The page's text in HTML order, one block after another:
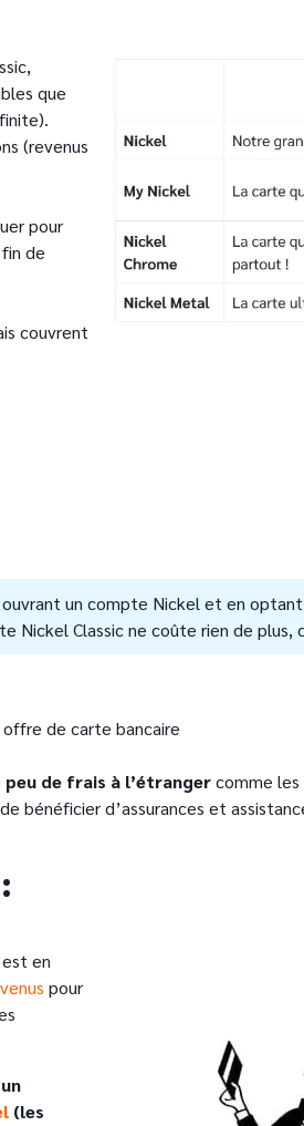
que
(revenus
pour
de
couvrent
un compte Nickel et en
Classic ne coûte rien de
de carte bancaire
de frais à l’étrangercomme
bénéficier d’assurances et
en
pour
(les